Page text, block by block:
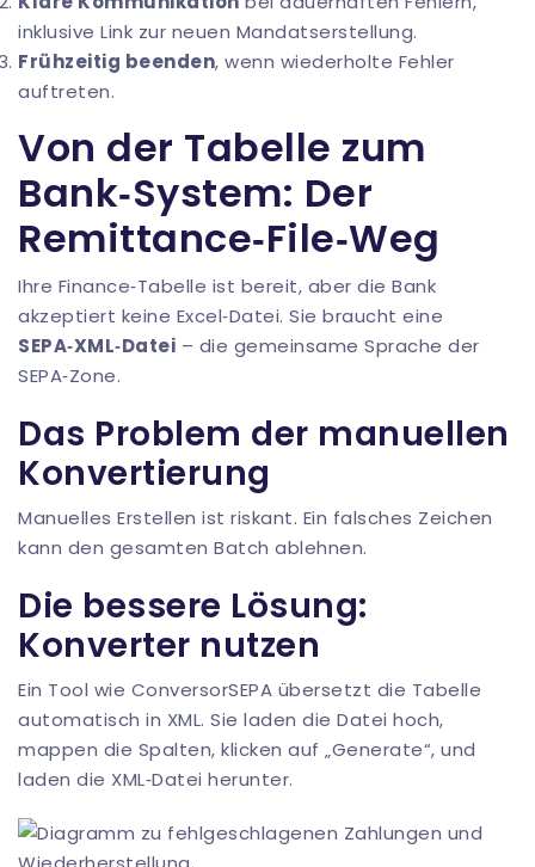
inklusive Link zur neuen Mandatserstellung.
Frühzeitig beenden, wenn wiederholte Fehler
auftreten.
Von der Tabelle zum
Bank‑System: Der
Remittance‑File‑Weg
Ihre Finance‑Tabelle ist bereit, aber die Bank
akzeptiert keine Excel‑Datei. Sie braucht eine
SEPA‑XML‑Datei – die gemeinsame Sprache der
SEPA‑Zone.
Das Problem der manuellen
Konvertierung
Manuelles Erstellen ist riskant. Ein falsches Zeichen
kann den gesamten Batch ablehnen.
Die bessere Lösung:
Konverter nutzen
Ein Tool wie ConversorSEPA übersetzt die Tabelle
automatisch in XML. Sie laden die Datei hoch,
mappen die Spalten, klicken auf „Generate“, und
laden die XML‑Datei herunter.